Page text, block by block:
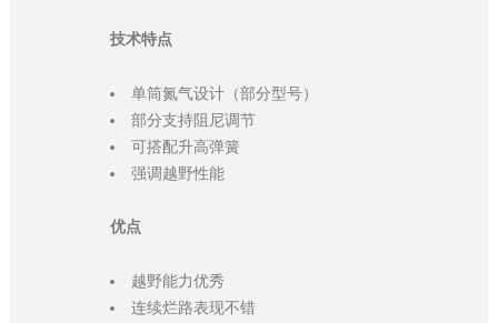
技术特点
单筒氮气设计（部分型号）
部分支持阻尼调节
可搭配升高弹簧
强调越野性能
优点
越野能力优秀
连续烂路表现不错